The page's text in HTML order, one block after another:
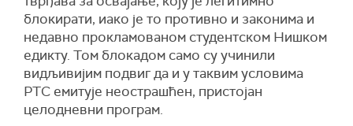
блокирати, иако је то противно и законима и
недавно прокламованом студентском Нишком
едикту. Том блокадом само су учинили
видљивијим подвиг да и у таквим условима
РТС емитује неострашћен, пристојан
целодневни програм.